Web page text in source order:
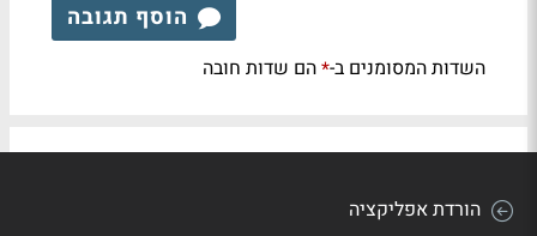
הוסף תגובה
השדות המסומנים ב-*הם שדות חובה
הורדת אפליקציה